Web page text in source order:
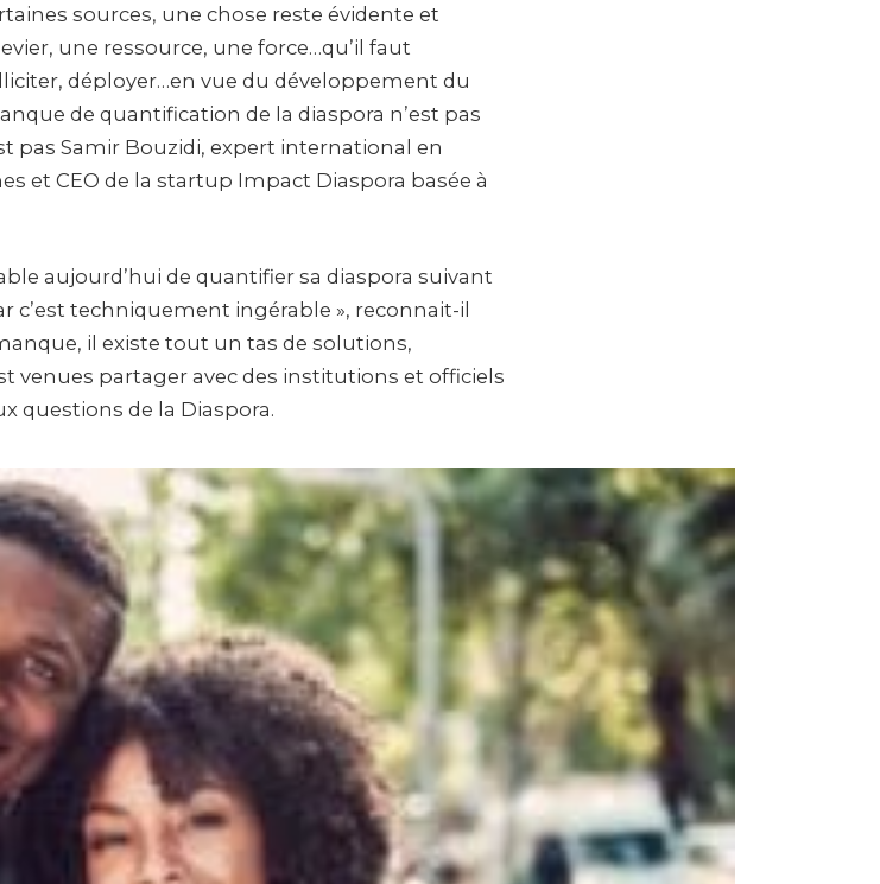
sources, une chose reste évidente et
une ressource, une force…qu’il faut
déployer…en vue du développement du
de quantification de la diaspora n’est pas
pas Samir Bouzidi, expert international en
et CEO de la startup Impact Diaspora basée à
aujourd’hui de quantifier sa diaspora suivant
c’est techniquement ingérable », reconnait-il
il existe tout un tas de solutions,
venues partager avec des institutions et officiels
questions de la Diaspora.